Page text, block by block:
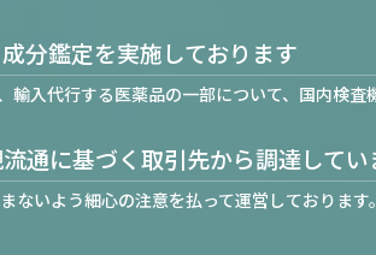
分鑑定を実施しております
輸入代行する医薬品の一部について、国内検査
通に基づく取引先から調達してい
ないよう細心の注意を払って運営しております。